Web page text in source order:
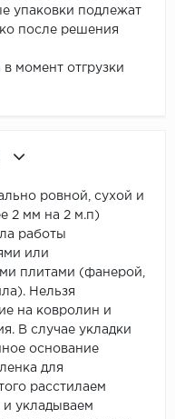
упаковки подлежат
после решения
момент отгрузки
ровной, сухой и
2 мм на 2 м.п)
работы
или
плитами (фанерой,
Нельзя
на ковролин и
В случае укладки
основание
для
расстилаем
укладываем